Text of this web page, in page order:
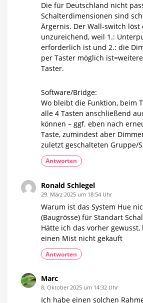
Die für Deutschland nicht
Schalterdimensionen sind
Ärgernis. Der Wall-switch
unzureichend, weil 1.:
erforderlich ist und 2.: die
per Taster möglich
Taster.
Software/Bridge:
Wo bleibt die Funktion, beim
alle 4 Tasten anschließend
können – ggf. eben nach
Taste, zumindest aber
zuletzt geschalteten Gruppe/
Antworten
Ronald Schlegel
29. März 2025 um 18:54 Uhr
Warum ist das System Hue
(Baugrösse) für Standart
Hätte ich das vorher
einen Mist nicht gekauft
Antworten
Marc
8. Oktober 2025 um 14:32 Uhr
Ich habe einen solchen